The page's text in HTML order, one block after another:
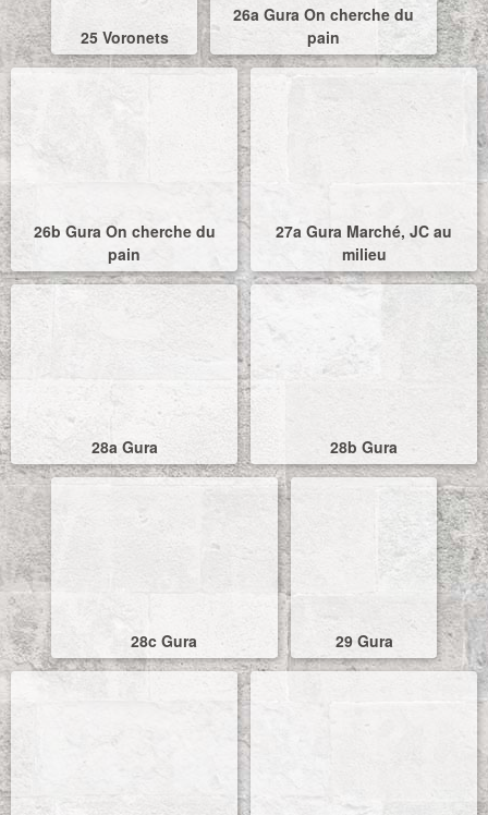
25 Voronets
26a Gura On cherche du
pain
26b Gura On cherche du
pain
27a Gura Marché, JC au
milieu
28a Gura 28b Gura
28c Gura 29 Gura